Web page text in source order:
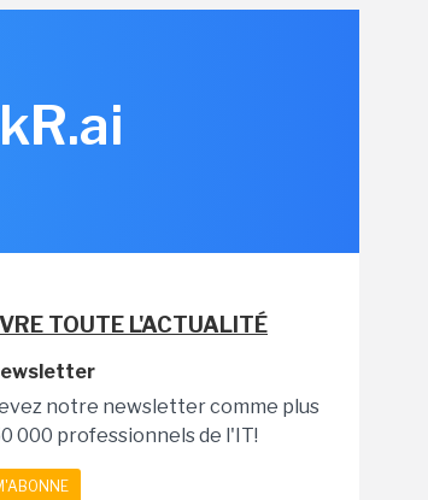
TOUTE L'ACTUALITÉ
notre newsletter comme plus
000 professionnels de l'IT!